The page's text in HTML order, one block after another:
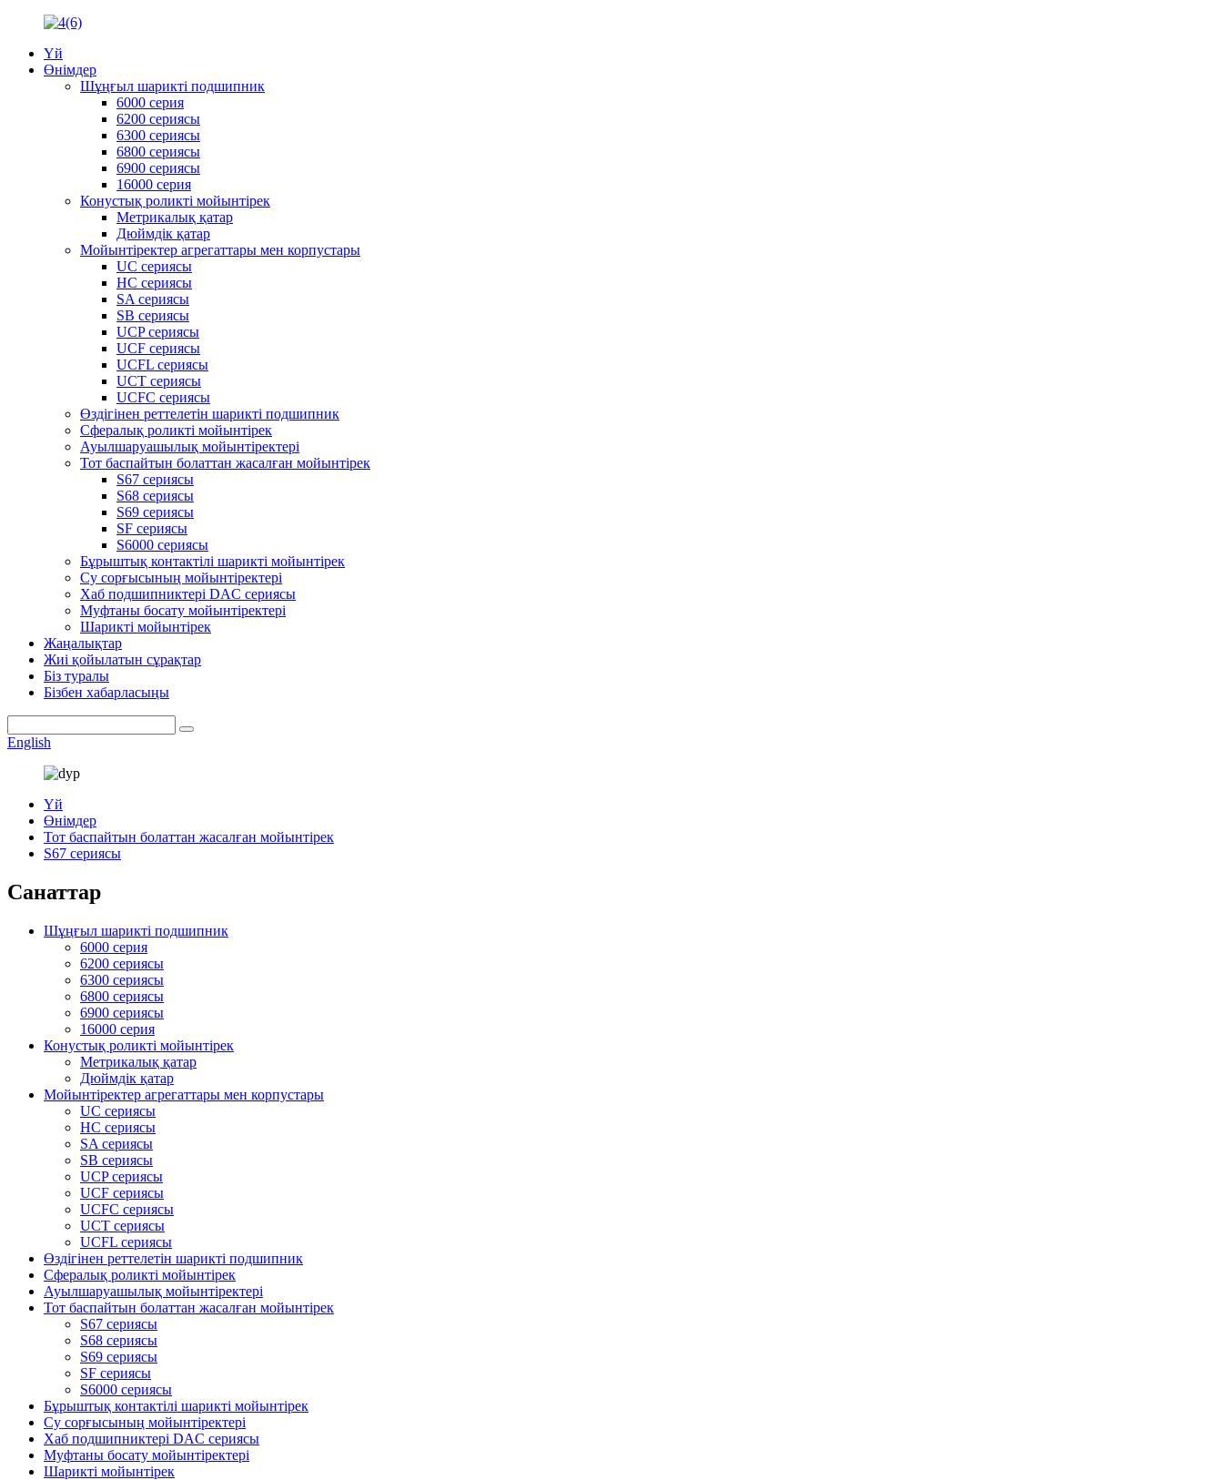
Үй
Өнімдер
Шұңғыл шарикті подшипник
6000 серия
6200 сериясы
6300 сериясы
6800 сериясы
6900 сериясы
16000 серия
Конустық роликті мойынтірек
Метрикалық қатар
Дюймдік қатар
Мойынтіректер агрегаттары мен корпустары
UC сериясы
HC сериясы
SA сериясы
SB сериясы
UCP сериясы
UCF сериясы
UCFL сериясы
UCT сериясы
UCFC сериясы
Өздігінен реттелетін шарикті подшипник
Сфералық роликті мойынтірек
Ауылшаруашылық мойынтіректері
Тот баспайтын болаттан жасалған мойынтірек
S67 сериясы
S68 сериясы
S69 сериясы
SF сериясы
S6000 сериясы
Бұрыштық контактілі шарикті мойынтірек
Су сорғысының мойынтіректері
Хаб подшипниктері DAC сериясы
Муфтаны босату мойынтіректері
Шарикті мойынтірек
Жаңалықтар
Жиі қойылатын сұрақтар
Біз туралы
Бізбен хабарласыңы
English
Үй
Өнімдер
Тот баспайтын болаттан жасалған мойынтірек
S67 сериясы
Санаттар
Шұңғыл шарикті подшипник
6000 серия
6200 сериясы
6300 сериясы
6800 сериясы
6900 сериясы
16000 серия
Конустық роликті мойынтірек
Метрикалық қатар
Дюймдік қатар
Мойынтіректер агрегаттары мен корпустары
UC сериясы
HC сериясы
SA сериясы
SB сериясы
UCP сериясы
UCF сериясы
UCFC сериясы
UCT сериясы
UCFL сериясы
Өздігінен реттелетін шарикті подшипник
Сфералық роликті мойынтірек
Ауылшаруашылық мойынтіректері
Тот баспайтын болаттан жасалған мойынтірек
S67 сериясы
S68 сериясы
S69 сериясы
SF сериясы
S6000 сериясы
Бұрыштық контактілі шарикті мойынтірек
Су сорғысының мойынтіректері
Хаб подшипниктері DAC сериясы
Муфтаны босату мойынтіректері
Шарикті мойынтірек